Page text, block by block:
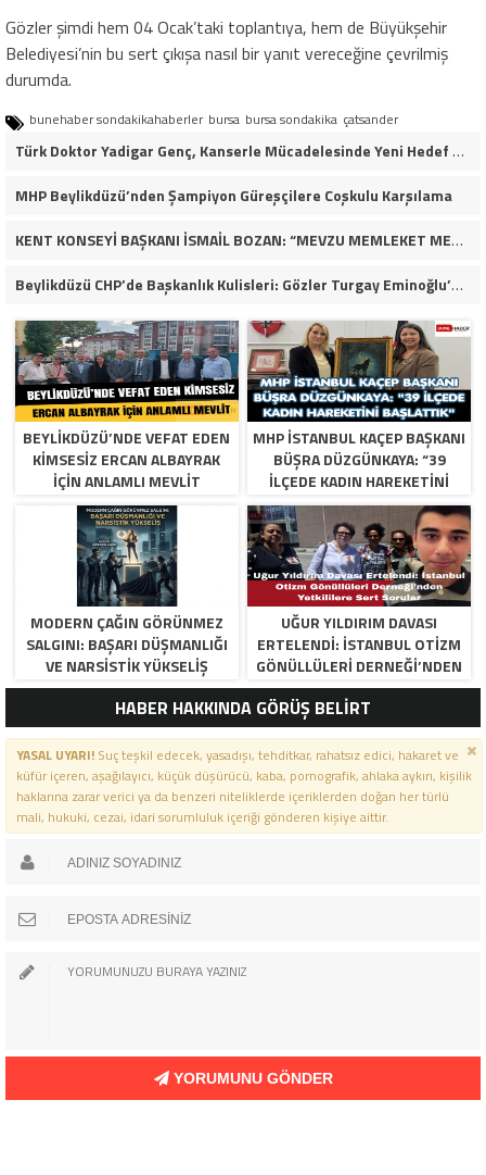
Gözler şimdi hem 04 Ocak’taki toplantıya, hem de Büyükşehir
Belediyesi’nin bu sert çıkışa nasıl bir yanıt vereceğine çevrilmiş
durumda.
bunehaber sondakikahaberler bursa bursa sondakika çatsander
Türk Doktor Yadigar Genç, Kanserle Mücadelesinde Yeni Hedef Kanser Kök Hücreleri
MHP Beylikdüzü’nden Şampiyon Güreşçilere Coşkulu Karşılama
KENT KONSEYİ BAŞKANI İSMAİL BOZAN: “MEVZU MEMLEKET MESELESİ”
Beylikdüzü CHP’de Başkanlık Kulisleri: Gözler Turgay Eminoğlu’nda!
BEYLIKDÜZÜ’NDE VEFAT EDEN
KIMSESIZ ERCAN ALBAYRAK
İÇIN ANLAMLI MEVLIT
MHP İSTANBUL KAÇEP BAŞKANI
BÜŞRA DÜZGÜNKAYA: “39
İLÇEDE KADIN HAREKETINI
BAŞLATTIK”
MODERN ÇAĞIN GÖRÜNMEZ
SALGINI: BAŞARI DÜŞMANLIĞI
VE NARSISTIK YÜKSELIŞ
UĞUR YILDIRIM DAVASI
ERTELENDI: İSTANBUL OTIZM
GÖNÜLLÜLERI DERNEĞI’NDEN
YETKILILERE SERT SORULAR
HABER HAKKINDA GÖRÜŞ BELİRT
YASAL UYARI!Suç teşkil edecek, yasadışı, tehditkar, rahatsız edici, hakaret ve
küfür içeren, aşağılayıcı, küçük düşürücü, kaba, pornografik, ahlaka aykırı, kişilik
haklarına zarar verici ya da benzeri niteliklerde içeriklerden doğan her türlü
mali, hukuki, cezai, idari sorumluluk içeriği gönderen kişiye aittir.
YORUMUNU GÖNDER